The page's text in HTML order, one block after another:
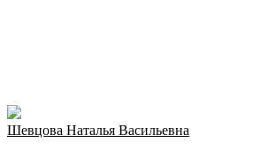
Шевцова Наталья Васильевна